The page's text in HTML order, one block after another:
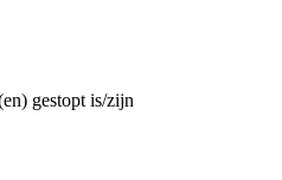
gestopt is/zijn